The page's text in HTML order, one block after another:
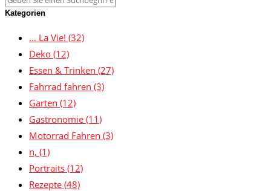
Kategorien
… La Vie! (32)
Deko (12)
Essen & Trinken (27)
Fahrrad fahren (3)
Garten (12)
Gastronomie (11)
Motorrad Fahren (3)
n, (1)
Portraits (12)
Rezepte (48)